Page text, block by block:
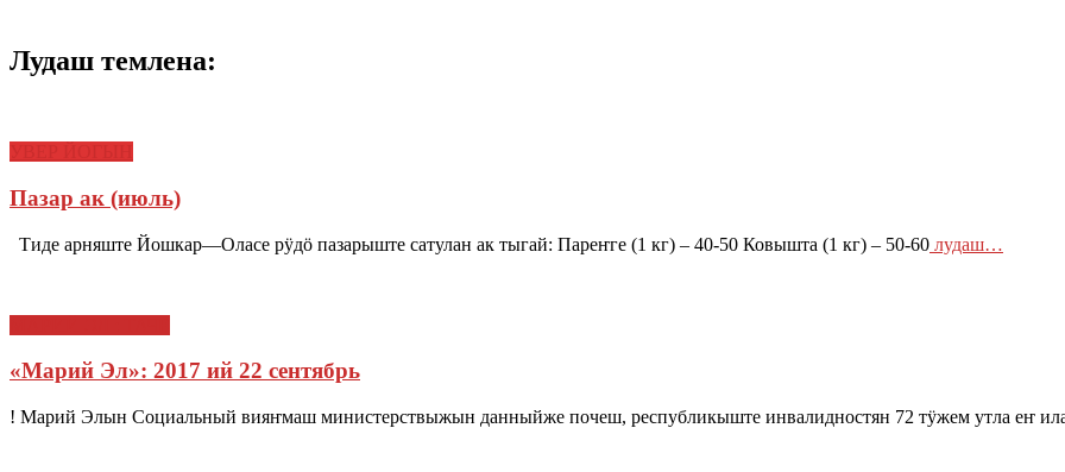
Лудаш темлена:
Пазар ак (июль)
Тиде арняште Йошкар—Оласе рӱдӧ пазарыште сатулан ак тыгай: Пареҥге (1 кг) – 40-50 Ковышта (1 кг) – 50-60 лудаш…
«Марий Эл»: 2017 ий 22 сентябрь
! Марий Элын Социальный вияҥмаш министерствыжын данныйже почеш, республикыште инвалидностян 72 тӱжем утла еҥ